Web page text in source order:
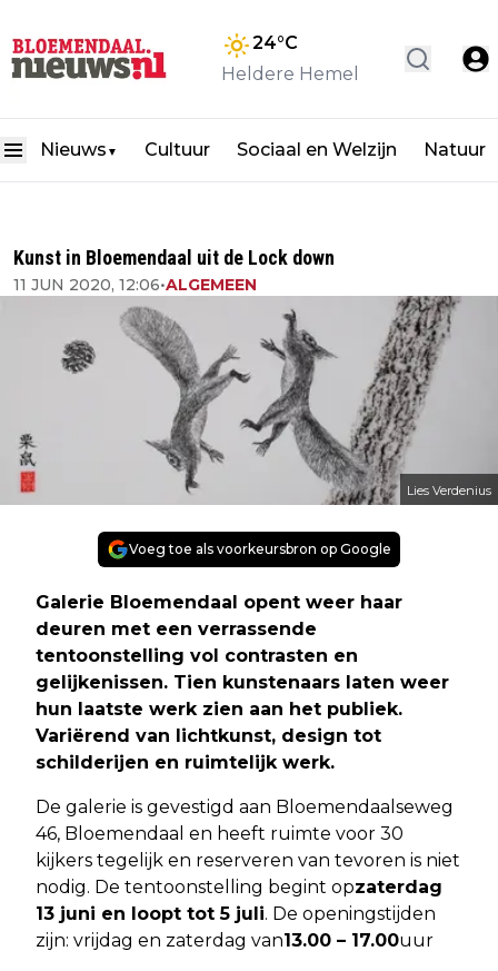
24°C
Heldere Hemel
Nieuws ▼ Cultuur Sociaal en Welzijn Natuur
Kunst in Bloemendaal uit de Lock down
11 JUN 2020, 12:06•ALGEMEEN
Lies Verdenius
Voeg toe als voorkeursbron op Google
Galerie Bloemendaal opent weer haar
deuren met een verrassende
tentoonstelling vol contrasten en
gelijkenissen. Tien kunstenaars laten weer
hun laatste werk zien aan het publiek.
Variërend van lichtkunst, design tot
schilderijen en ruimtelijk werk.
De galerie is gevestigd aan Bloemendaalseweg
46, Bloemendaal en heeft ruimte voor 30
kijkers tegelijk en reserveren van tevoren is niet
nodig. De tentoonstelling begint opzaterdag
13 juni en loopt tot 5 juli. De openingstijden
zijn: vrijdag en zaterdag van13.00 – 17.00uur